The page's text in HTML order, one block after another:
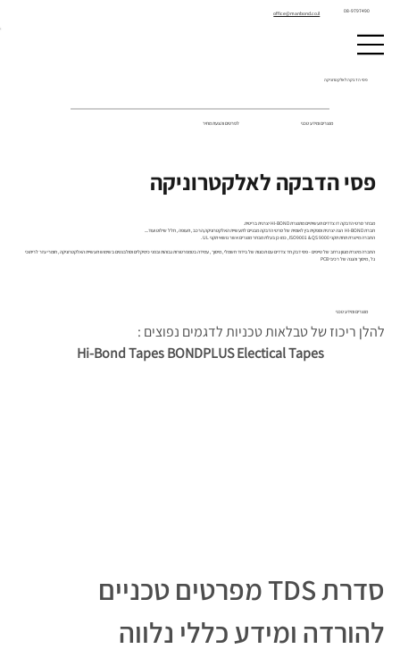
office@manbond.co.il 08-9797490
מוצרים ומידע טכני
להלן ריכוז של טבלאות טכניות לדגמים נפוצים :
Hi-Bond Tapes BONDPLUS Electical Tapes
סדרת TDS מפרטים טכניים
להורדה ומידע כללי נלווה
מבחר סרטי הדבקה דו צדדים תעשיתיים מתוצרת HI-BOND יצרנית בריטית.
חברת HI-BOND הנה יצרנית וספקית בין לאומית של סרטי הדבקה מבניים לתעשיית האלקטרוניקה,הרכב , תעופה , חלל שילוט ועוד....
החברה מייצרת תחת תקני ISO9001 & QS 9000 , כמו כן בעלת מבחר מוצרים אשר נושאי תקני UL .
החברה מיצרת מגוון נרחב של טייפים - פסי דבק חד צדדים עם תכונות של בידוד חשמלי , מיסוך , עמידה בטמפרטורות גבוהות ובפני כימיקלים וסולבנטים בשימוש תעשיית האלקטרוניקה , חומרי עזר לריתוכי
גל , מיסוך והגנה של רכיבי PCB
פסי הדבקה לאלקטרוניקה
פסי הדבקה לאלקטרוניקה
לפרטים והצעת מחיר מוצרים ומידע טכני